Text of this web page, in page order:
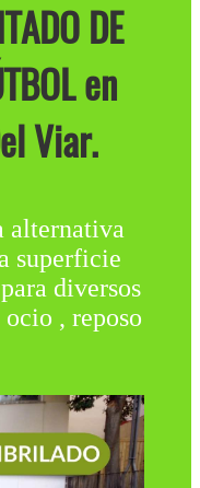
DE
en
Viar.
alternativa
superficie
diversos
, reposo